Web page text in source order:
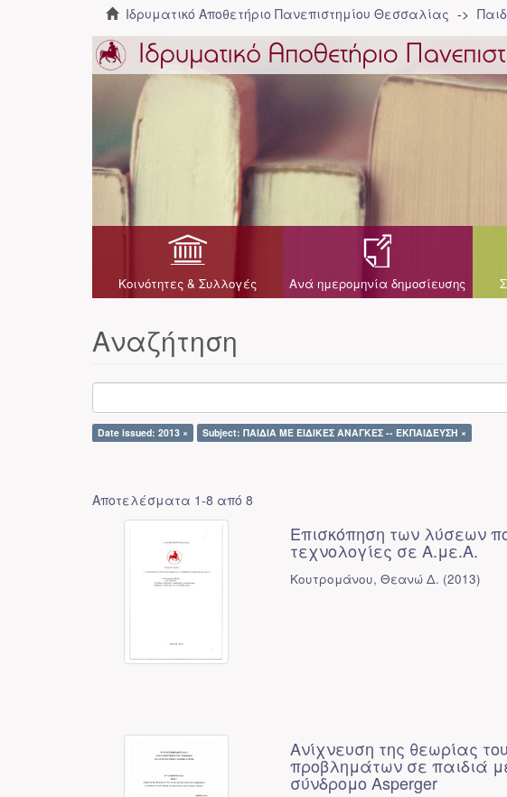
Ιδρυματικό Αποθετήριο Πανεπιστημίου Θεσσαλίας
Κοινότητες & Συλλογές Ανά ημερομηνία δημοσίευσης
Αναζήτηση
Date issued: 2013 × Subject: ΠΑΙΔΙΑ ΜΕ ΕΙΔΙΚΕΣ ΑΝΑΓΚΕΣ -- ΕΚΠΑΙΔΕΥΣΗ ×
Αποτελέσματα 1-8 από 8
Επισκόπηση των λύσεων
τεχνολογίες σε Α.με.Α.
Κουτρομάνου, Θεανώ Δ. (2013)
Ανίχνευση της θεωρίας
προβλημάτων σε παιδιά
σύνδρομο Asperger